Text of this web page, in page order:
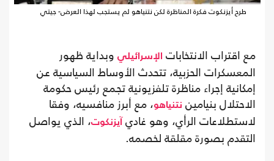
طرح أيزنكوت فكرة المناظرة لكن نتنياهو لم يستجب لهذا العرض- جيتي
مع اقتراب الانتخابات الإسرائيلي وبداية ظهور
المعسكرات الحزبية، تتحدث الأوساط السياسية عن
إمكانية إجراء مناظرة تلفزيونية تجمع رئيس حكومة
الاحتلال بنيامين نتنياهو، مع أبرز منافسيه، وفقا
لاستطلاعات الرأي، وهو غاديآيزنكوت، الذي يواصل
التقدم بصورة مقلقة لخصمه.